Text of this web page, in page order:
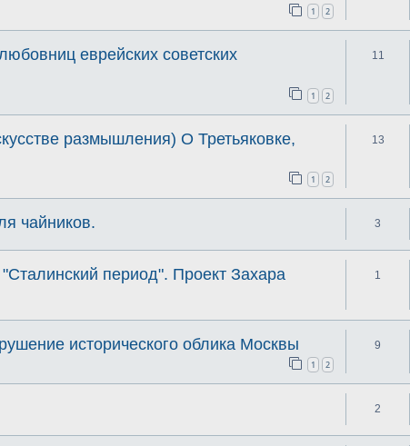
1 2
еврейских советских
1 2
11
размышления) О Третьяковке,
1 2
13
чайников. 3
период". Проект Захара
1
исторического облика Москвы
1 2
9
2